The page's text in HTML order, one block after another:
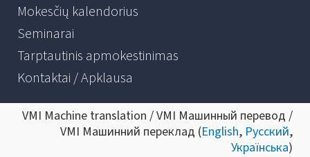
Mokesčių kalendorius
Seminarai
Tarptautinis apmokestinimas
Kontaktai / Apklausa
VMI Machine translation / VMI Машинный перевод /
VMI Машинний переклад (English, Русский,
Українська)